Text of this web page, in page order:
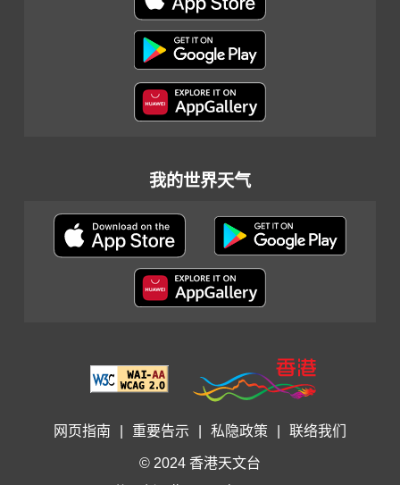
我的世界天气
网页指南 重要告示 私隐政策 联络我们
© 2024 香港天文台